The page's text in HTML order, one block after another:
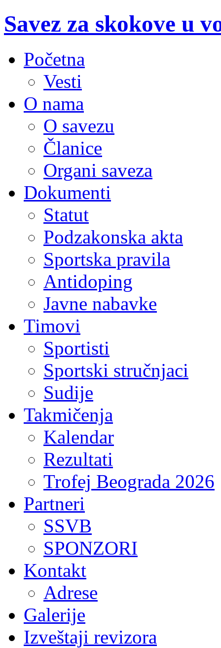
Savez za skokove u
Početna
Vesti
O nama
O savezu
Članice
Organi saveza
Dokumenti
Statut
Podzakonska akta
Sportska pravila
Antidoping
Javne nabavke
Timovi
Sportisti
Sportski stručnjaci
Sudije
Takmičenja
Kalendar
Rezultati
Trofej Beograda 2026
Partneri
SSVB
SPONZORI
Kontakt
Adrese
Galerije
Izveštaji revizora